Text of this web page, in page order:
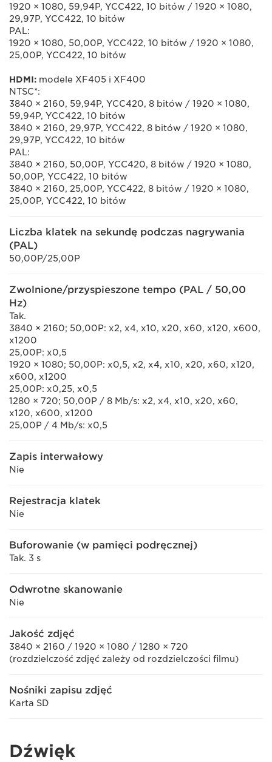
1920 × 1080, 59,94P, YCC422, 10 bitów / 1920 × 1080,
29,97P, YCC422, 10 bitów
PAL:
1920 × 1080, 50,00P, YCC422, 10 bitów / 1920 × 1080,
25,00P, YCC422, 10 bitów
HDMI: modele XF405 i XF400
NTSC*:
3840 × 2160, 59,94P, YCC420, 8 bitów / 1920 × 1080,
59,94P, YCC422, 10 bitów
3840 × 2160, 29,97P, YCC422, 8 bitów / 1920 × 1080,
29,97P, YCC422, 10 bitów
PAL:
3840 × 2160, 50,00P, YCC420, 8 bitów / 1920 × 1080,
50,00P, YCC422, 10 bitów
3840 × 2160, 25,00P, YCC422, 8 bitów / 1920 × 1080,
25,00P, YCC422, 10 bitów
Liczba klatek na sekundę podczas nagrywania
(PAL)
50,00P/25,00P
Zwolnione/przyspieszone tempo (PAL / 50,00
Hz)
Tak.
3840 × 2160; 50,00P: x2, x4, x10, x20, x60, x120, x600,
x1200
25,00P: x0,5
1920 × 1080; 50,00P: x0,5, x2, x4, x10, x20, x60, x120,
x600, x1200
25,00P: x0,25, x0,5
1280 × 720; 50,00P / 8 Mb/s: x2, x4, x10, x20, x60,
x120, x600, x1200
25,00P / 4 Mb/s: x0,5
Zapis interwałowy
Nie
Rejestracja klatek
Nie
Buforowanie (w pamięci podręcznej)
Tak. 3 s
Odwrotne skanowanie
Nie
Jakość zdjęć
3840 × 2160 / 1920 × 1080 / 1280 × 720
(rozdzielczość zdjęć zależy od rozdzielczości filmu)
Nośniki zapisu zdjęć
Karta SD
Dźwięk